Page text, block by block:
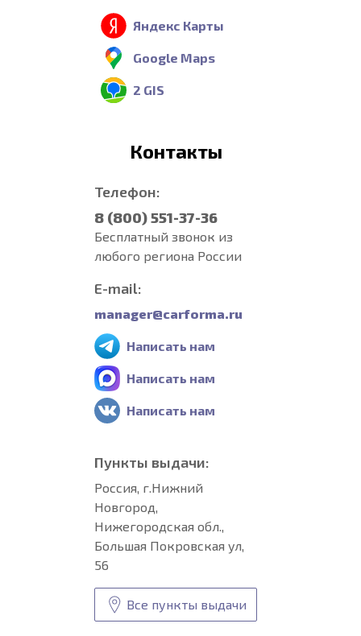
Яндекс Карты
Google Maps
2 GIS
Контакты
Телефон:
8 (800) 551-37-36
Бесплатный звонок из
любого региона России
E-mail:
manager@carforma.ru
Написать нам
Написать нам
Написать нам
Пункты выдачи:
Россия, г.Нижний
Новгород,
Нижегородская обл.,
Большая Покровская ул,
56
Все пункты выдачи